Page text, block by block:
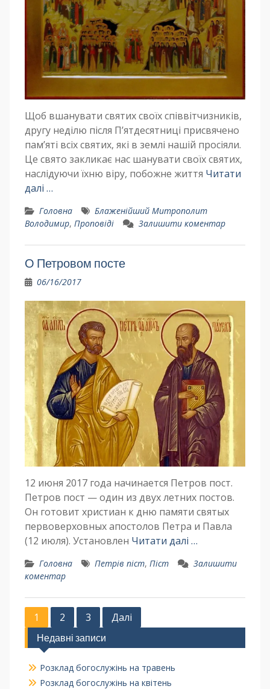
Щоб вшанувати святих своїх співвітчизників,
другу неділю після П’ятдесятниці присвячено
пам’яті всіх святих, які в землі нашій просіяли.
Це свято закликає нас шанувати своїх святих,
наслідуючи їхню віру, побожне життя Читати
далі …
Головна
Блаженійший Митрополит
Володимир, Проповіді Залишити коментар
О Петровом посте
06/16/2017
12 июня 2017 года начинается Петров пост.
Петров пост — один из двух летних постов.
Он готовит христиан к дню памяти святых
первоверховных апостолов Петра и Павла
(12 июля). Установлен Читати далі …
Головна Петрів піст, Піст
Залишити
коментар
1 2 3 Далі
Недавні записи
Розклад богослужінь на травень
Розклад богослужінь на квітень